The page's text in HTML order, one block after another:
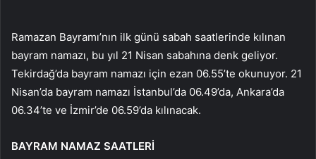
Ramazan Bayramı’nın ilk günü sabah saatlerinde kılınan
bayram namazı, bu yıl 21 Nisan sabahına denk geliyor.
Tekirdağ’da bayram namazı için ezan 06.55’te okunuyor. 21
Nisan’da bayram namazı İstanbul’da 06.49’da, Ankara’da
06.34’te ve İzmir’de 06.59’da kılınacak.
BAYRAM NAMAZ SAATLERİ